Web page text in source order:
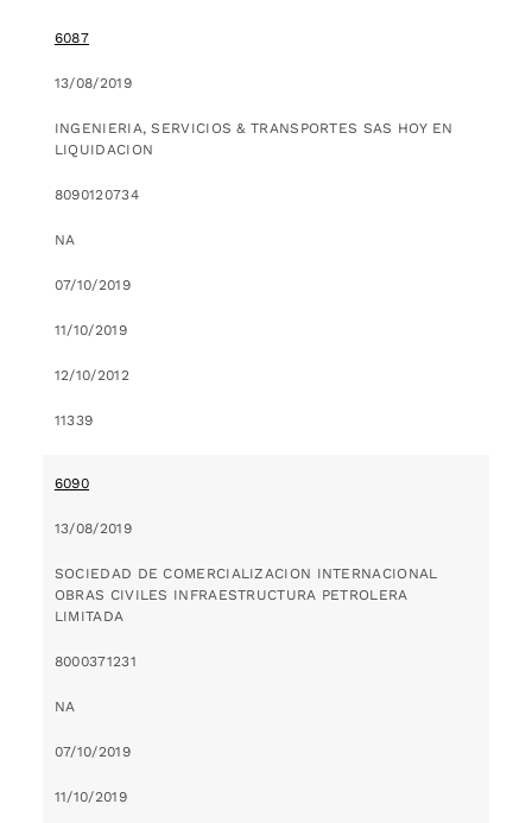
6087
13/08/2019
INGENIERIA, SERVICIOS & TRANSPORTES SAS HOY EN
LIQUIDACION
8090120734
NA
07/10/2019
11/10/2019
12/10/2012
11339
6090
13/08/2019
SOCIEDAD DE COMERCIALIZACION INTERNACIONAL
OBRAS CIVILES INFRAESTRUCTURA PETROLERA
LIMITADA
8000371231
NA
07/10/2019
11/10/2019